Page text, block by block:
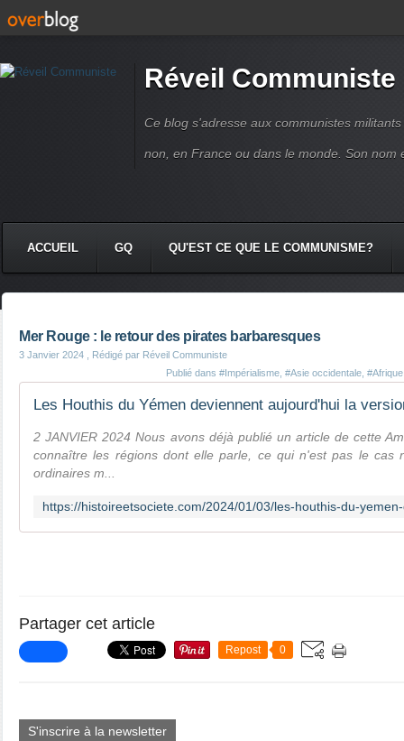
Réveil Communiste
Ce blog s'adresse aux communistes
non, en France ou dans le monde. Son nom
ACCUEIL GQ QU'EST CE QUE LE COMMUNISME?
Mer Rouge : le retour des pirates barbaresques
3 Janvier 2024 , Rédigé par Réveil Communiste
Publié dans #Impérialisme #Asie occidentale #Afrique
2 JANVIER 2024 Nous avons déjà publié un article de cette
connaître les régions dont elle parle, ce qui n'est pas le cas
ordinaires m...
Partager cet article
Repost 0
S'inscrire à la newsletter